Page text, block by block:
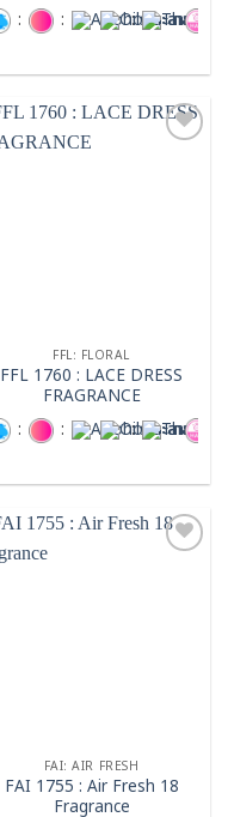
:
: : :
FFL: FLORAL
FFL 1760 : LACE DRESS
FRAGRANCE
:
: : :
FAI: AIR FRESH
FAI 1755 : Air Fresh 18
Fragrance